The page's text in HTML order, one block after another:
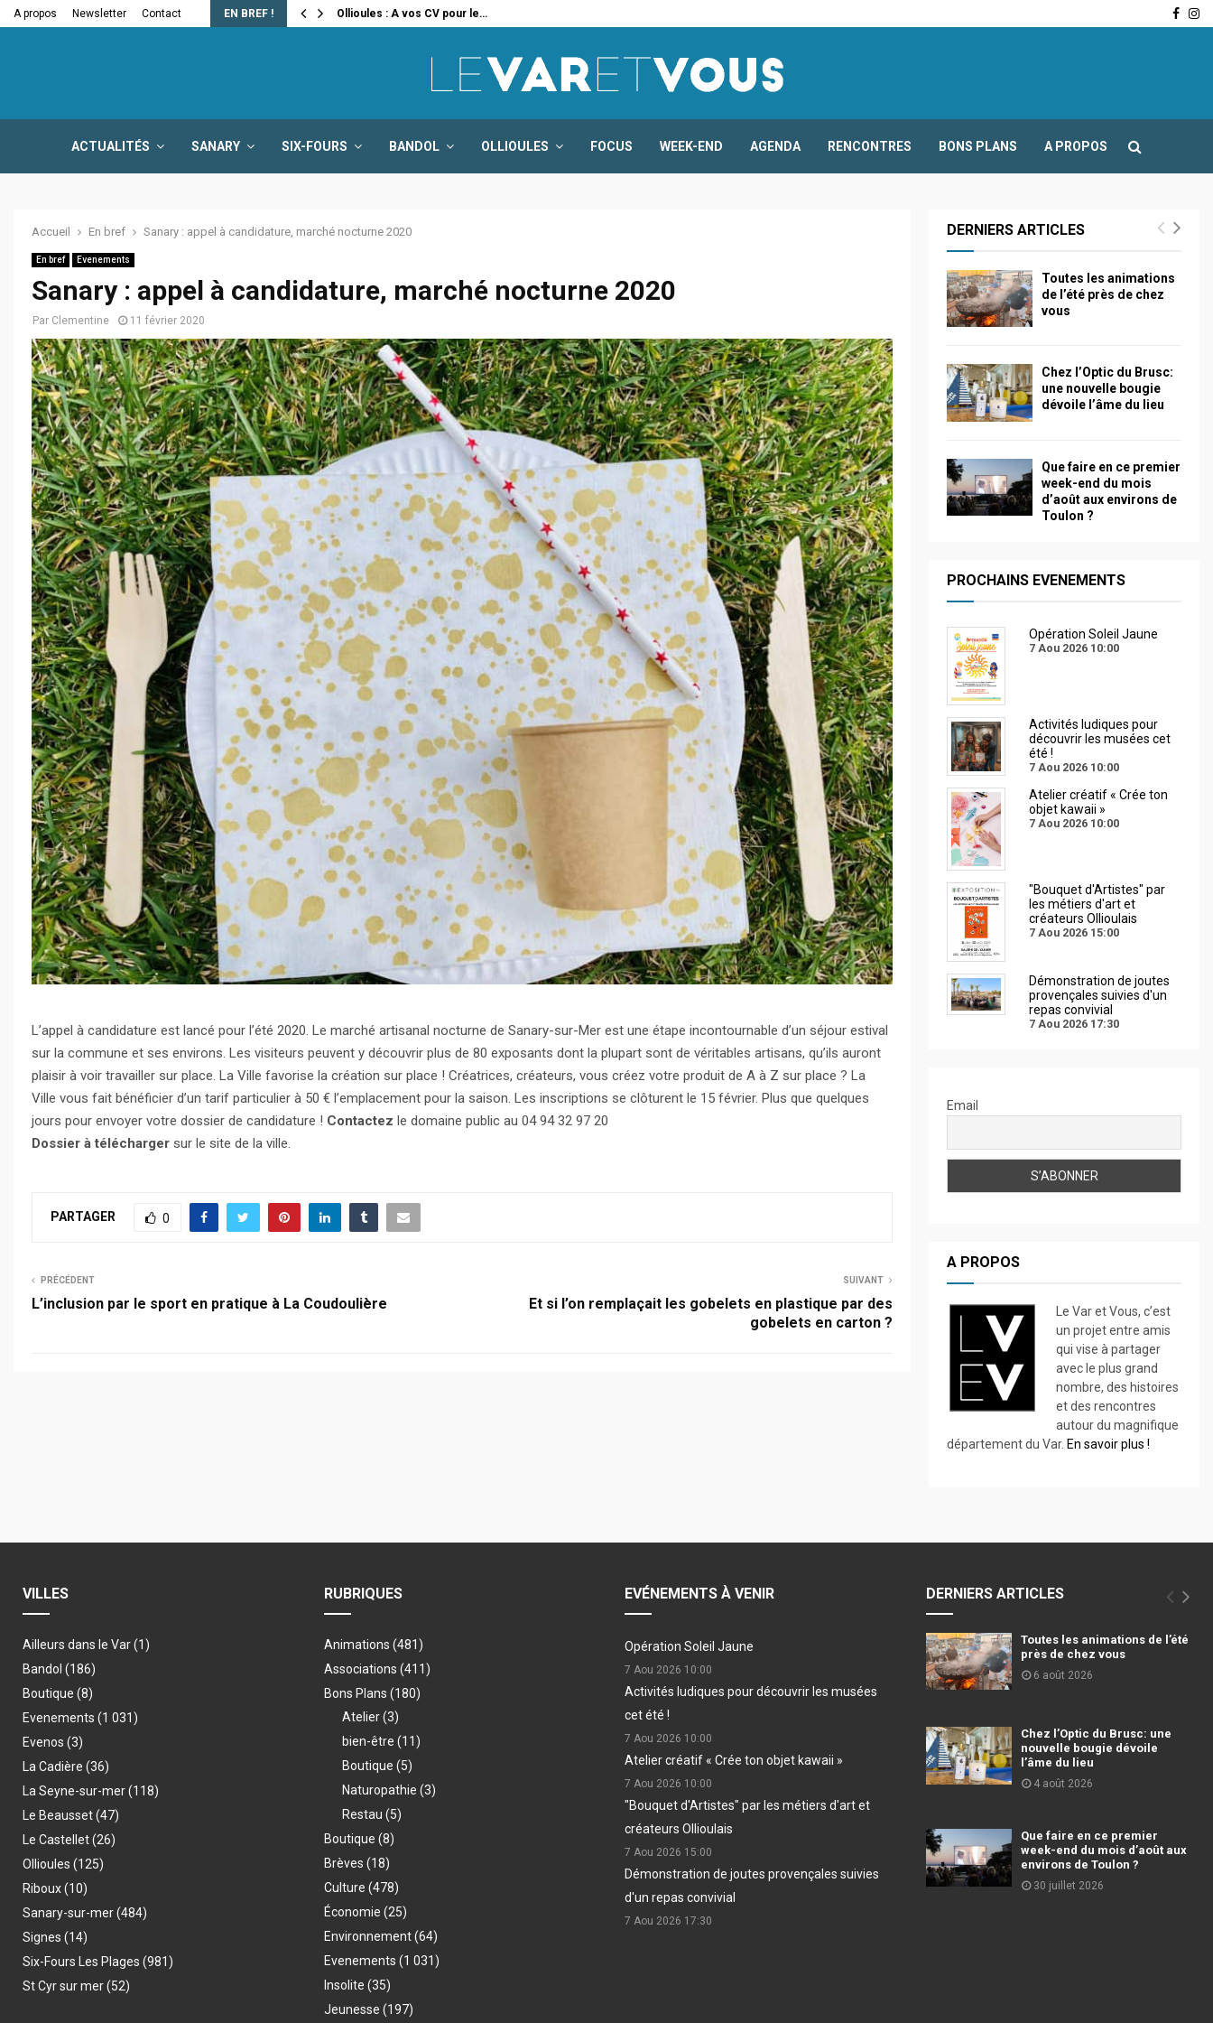
A propos Newsletter Contact EN BREF !
la fermeture… Ollioules : A vos CV pour le…
ACTUALITÉS SANARY SIX-FOURS BANDOL OLLIOULES FOCUS WEEK-END AGENDA RENCONTRES BONS PLANS A PROPOS
Accueil En bref Sanary : appel à candidature, marché nocturne 2020
En bref Evenements
Sanary : appel à candidature, marché nocturne 2020
Par Clementine 11 février 2020
L’appel à candidature est lancé pour l’été 2020. Le marché artisanal nocturne de Sanary-sur-Mer est une étape incontournable d’un séjour estival
sur la commune et ses environs. Les visiteurs peuvent y découvrir plus de 80 exposants dont la plupart sont de véritables artisans, qu’ils auront
plaisir à voir travailler sur place. La Ville favorise la création sur place ! Créatrices, créateurs, vous créez votre produit de A à Z sur place ? La
Ville vous fait bénéficier d’un tarif particulier à 50 € l’emplacement pour la saison. Les inscriptions se clôturent le 15 février. Plus que quelques
jours pour envoyer votre dossier de candidature ! Contactez le domaine public au 04 94 32 97 20
Dossier à télécharger sur le site de la ville.
PARTAGER 0
PRÉCÉDENT
L’inclusion par le sport en pratique à La Coudoulière
SUIVANT
Et si l’on remplaçait les gobelets en plastique par des
gobelets en carton ?
DERNIERS ARTICLES
Toutes les animations
de l’été près de chez
vous
Chez l’Optic du Brusc:
une nouvelle bougie
dévoile l’âme du lieu
Que faire en ce premier
week-end du mois
d’août aux environs de
Toulon ?
PROCHAINS EVENEMENTS
Opération Soleil Jaune
7 Aou 2026 10:00
Activités ludiques pour
découvrir les musées cet
été !
7 Aou 2026 10:00
Atelier créatif « Crée ton
objet kawaii »
7 Aou 2026 10:00
"Bouquet d'Artistes" par
les métiers d'art et
créateurs Ollioulais
7 Aou 2026 15:00
Démonstration de joutes
provençales suivies d'un
repas convivial
7 Aou 2026 17:30
Email
A PROPOS
Le Var et Vous, c’est
un projet entre amis
qui vise à partager
avec le plus grand
nombre, des histoires
et des rencontres
autour du magnifique
département du Var. En savoir plus !
VILLES
Ailleurs dans le Var(1)
Bandol (186)
Boutique (8)
Evenements (1 031)
Evenos (3)
La Cadière (36)
La Seyne-sur-mer(118)
Le Beausset(47)
Le Castellet(26)
Ollioules (125)
Riboux(10)
Sanary-sur-mer(484)
Signes (14)
Six-Fours Les Plages (981)
St Cyr sur mer(52)
RUBRIQUES
Animations (481)
Associations (411)
Bons Plans (180)
Atelier(3)
bien-être (11)
Boutique (5)
Naturopathie (3)
Restau (5)
Boutique (8)
Brèves (18)
Culture (478)
Économie (25)
Environnement(64)
Evenements (1 031)
Insolite (35)
Jeunesse (197)
EVÉNEMENTS À VENIR
Opération Soleil Jaune
7 Aou 2026 10:00
Activités ludiques pour découvrir les musées
cet été !
7 Aou 2026 10:00
Atelier créatif « Crée ton objet kawaii »
7 Aou 2026 10:00
"Bouquet d'Artistes" par les métiers d'art et
créateurs Ollioulais
7 Aou 2026 15:00
Démonstration de joutes provençales suivies
d'un repas convivial
7 Aou 2026 17:30
DERNIERS ARTICLES
Toutes les animations de l’été
près de chez vous
6 août 2026
Chez l’Optic du Brusc: une
nouvelle bougie dévoile
l’âme du lieu
4 août 2026
Que faire en ce premier
week-end du mois d’août aux
environs de Toulon ?
30 juillet 2026